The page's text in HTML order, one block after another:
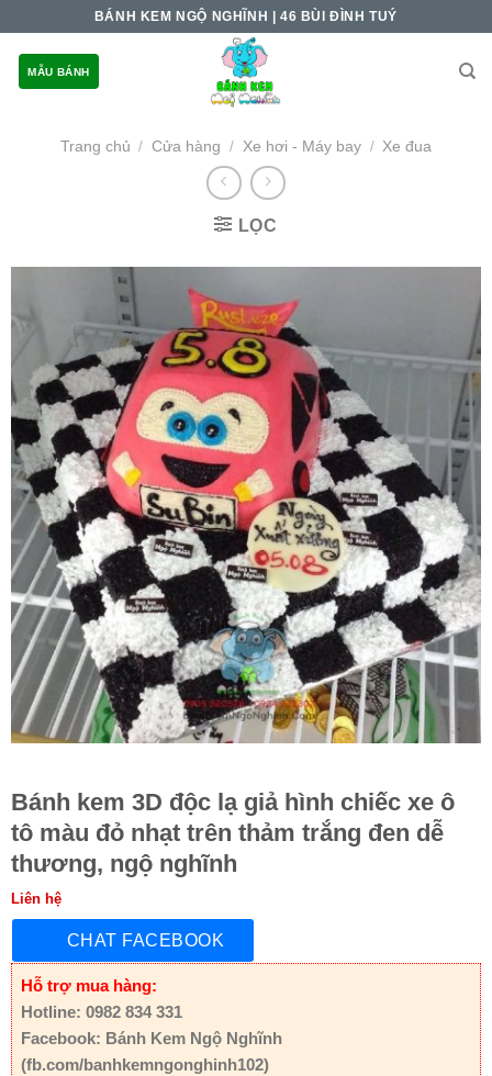
content
BÁNH KEM NGỘ NGHĨNH | 46 BÙI ĐÌNH TUÝ
MẪU BÁNH
Trang chủ / Cửa hàng / Xe hơi - Máy bay / Xe đua
LỌC
Bánh kem 3D độc lạ giả hình chiếc xe ô
tô màu đỏ nhạt trên thảm trắng đen dễ
thương, ngộ nghĩnh
Liên hệ
CHAT FACEBOOK
Hỗ trợ mua hàng:
Hotline: 0982 834 331
Facebook: Bánh Kem Ngộ Nghĩnh
(fb.com/banhkemngonghinh102)